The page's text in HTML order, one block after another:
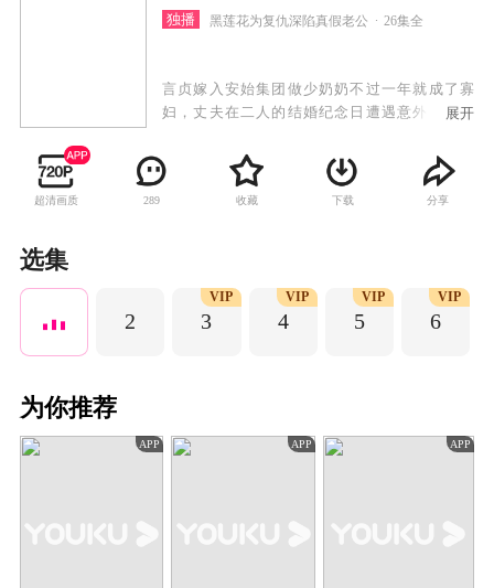
独播 黑莲花为复仇深陷真假老公 26集全
言贞嫁入安始集团做少奶奶不过一年就成了寡
妇，丈夫在二人的结婚纪念日遭遇意外下落不
理，准备为丈夫宣告死亡时，突然遇到了“丈夫的
回归”。眼前的男人与丈夫容貌一模一样，却性情
大变，声称是她的小叔。这个男人与言贞处处作
展开
超清画质 289 收藏 下载 分享
选集
2 3
VIP
4
VIP
5
VIP
6
VIP
为你推荐
APP APP APP